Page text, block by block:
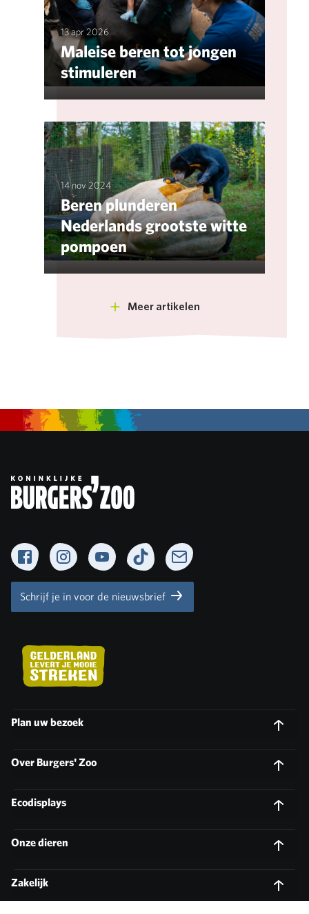
13 apr 2026
Maleise beren tot jongen
stimuleren
14 nov 2024
Beren plunderen
Nederlands grootste witte
pompoen
Meer artikelen
FacebookInstagramYouTubeTikTok Newsletter
Schrijf je in voor de nieuwsbrief
Plan uw bezoek
Over Burgers' Zoo
Ecodisplays
Onze dieren
Zakelijk